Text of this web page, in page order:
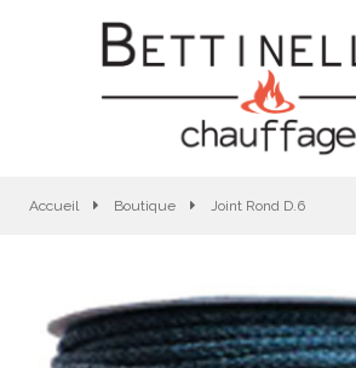
Accueil Boutique Joint Rond D.6